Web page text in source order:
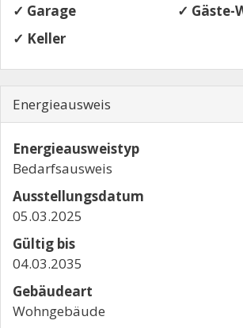
✓ Garage
✓ Gäste-
✓ Keller
Energieausweis
Energieausweistyp
Bedarfs­ausweis
Ausstellungsdatum
05.03.2025
Gültig bis
04.03.2035
Gebäudeart
Wohngebäude